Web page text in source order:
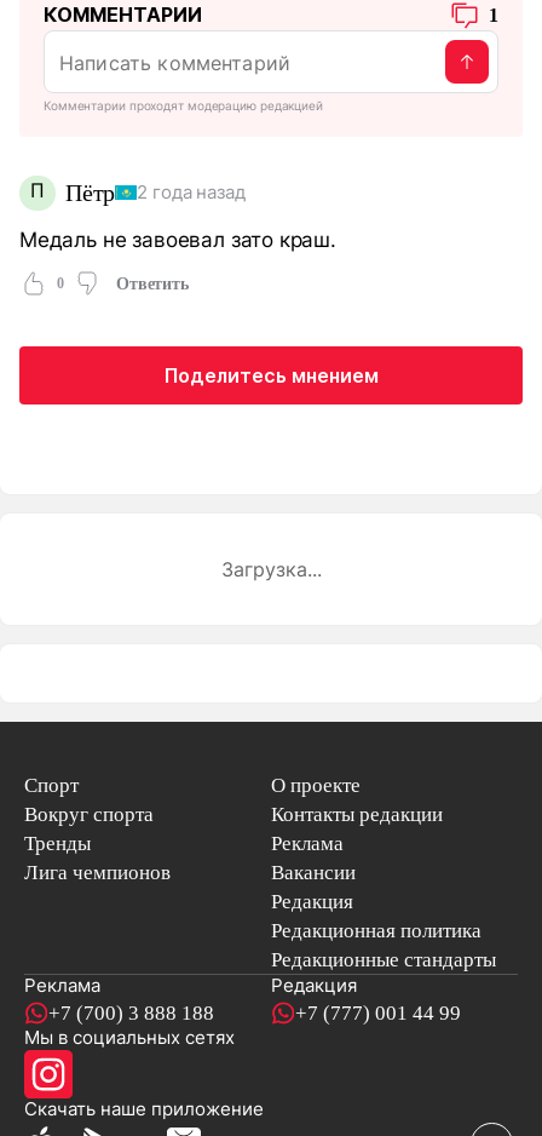
КОММЕНТАРИИ 1
Комментарии проходят модерацию редакцией
П Пётр 2 года назад
Медаль не завоевал зато краш.
0 Ответить
Поделитесь мнением
Загрузка...
Спорт
Вокруг спорта
Тренды
Лига чемпионов
О проекте
Контакты редакции
Реклама
Вакансии
Редакция
Редакционная политика
Редакционные стандарты
Реклама
+7 (700) 3 888 188
Редакция
+7 (777) 001 44 99
Мы в социальных сетях
Скачать наше приложениеновостей